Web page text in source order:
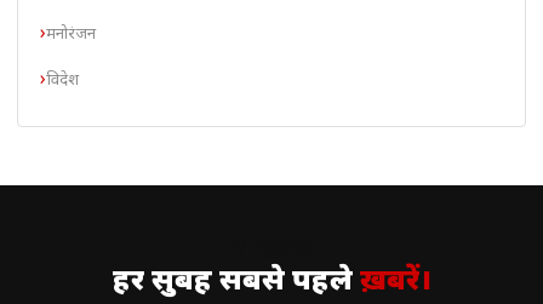
मनोरंजन
विदेश
हर सुबह सबसे पहलेख़बरें।